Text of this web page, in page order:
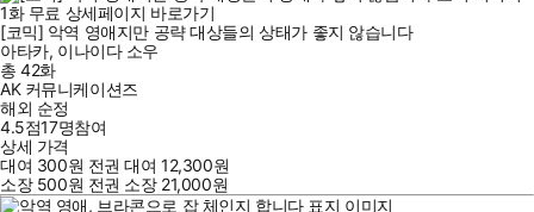
1화 무료 상세페이지 바로가기
[코믹] 악역 영애지만 공략 대상들의 상태가 좋지 않습니다
아타카, 이나이다 소우
총 42화
AK 커뮤니케이션즈
해외 순정
4.5점17명참여
상세 가격
대여 300원 전권 대여12,300원
소장 500원 전권 소장 21,000원